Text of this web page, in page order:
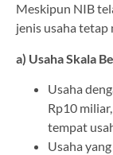
Meskipun NIB
jenis usaha tetap
a) Usaha Skala
Usaha
Rp10
tempat
Usaha